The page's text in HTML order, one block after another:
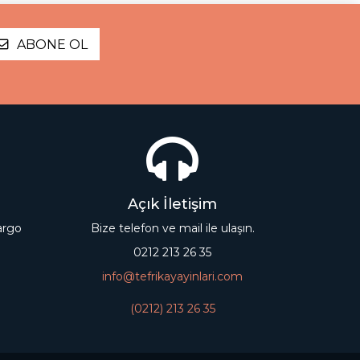
ABONE OL
Açık İletişim
Bize telefon ve mail ile ulaşın.
0212 213 26 35
info@tefrikayayinlari.com
(0212) 213 26 35